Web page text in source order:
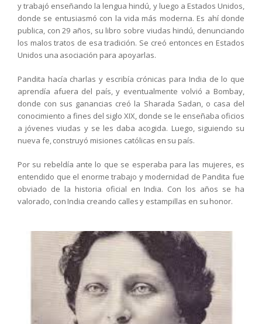
y trabajó enseñando la lengua hindú, y luego a Estados Unidos,
donde se entusiasmó con la vida más moderna. Es ahí donde
publica, con 29 años, su libro sobre viudas hindú, denunciando
los malos tratos de esa tradición. Se creó entonces en Estados
Unidos una asociación para apoyarlas.
Pandita hacía charlas y escribía crónicas para India de lo que
aprendía afuera del país, y eventualmente volvió a Bombay,
donde con sus ganancias creó la Sharada Sadan, o casa del
conocimiento a fines del siglo XIX, donde se le enseñaba oficios
a jóvenes viudas y se les daba acogida. Luego, siguiendo su
nueva fe, construyó misiones católicas en su país.
Por su rebeldía ante lo que se esperaba para las mujeres, es
entendido que el enorme trabajo y modernidad de Pandita fue
obviado de la historia oficial en India. Con los años se ha
valorado, con India creando calles y estampillas en su honor.